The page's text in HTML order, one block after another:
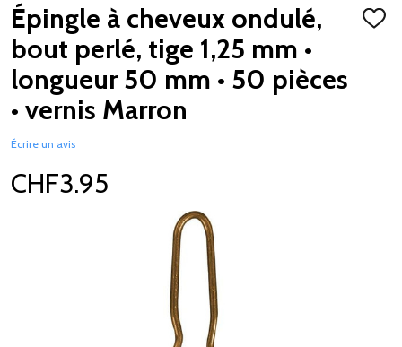
Épingle à cheveux ondulé,
bout perlé, tige 1,25 mm •
longueur 50 mm • 50 pièces
• vernis Marron
Écrire un avis
CHF3.95